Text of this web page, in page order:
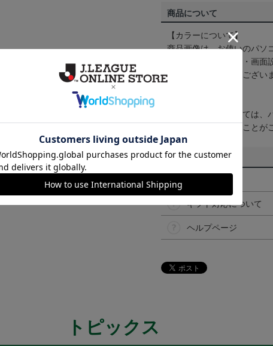
商品について
【カラーについて】
商品画像は、お使いのパソ
ンのメーカー・機種・画
なって見える場合がござい
取り扱い商品によっては
予告なく変更になることが
その他
ギフト対応について
ヘルプページ
トピックス